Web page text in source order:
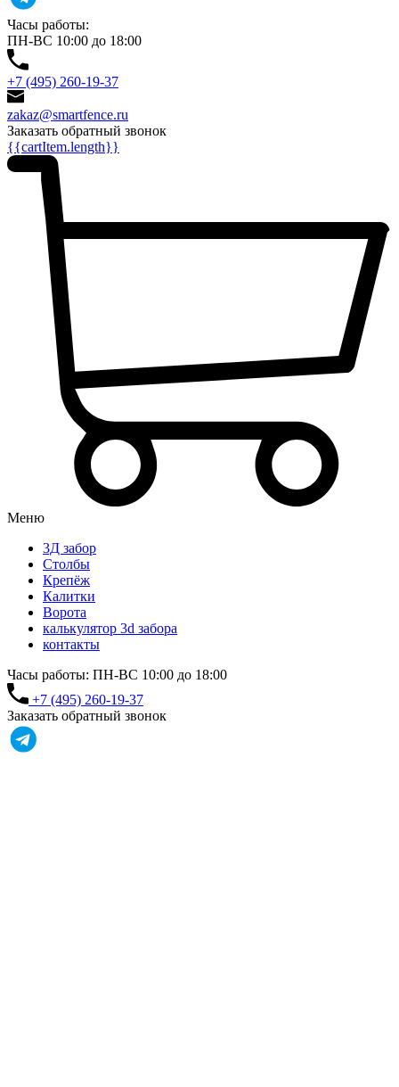
Часы работы:
ПН-ВС 10:00 до 18:00
+7 (495) 260-19-37
zakaz@smartfence.ru
Заказать обратный звонок
{{cartItem.length}}
Меню
3Д забор
Столбы
Крепёж
Калитки
Ворота
калькулятор 3d забора
контакты
Часы работы: ПН-ВС 10:00 до 18:00
+7 (495) 260-19-37
Заказать обратный звонок